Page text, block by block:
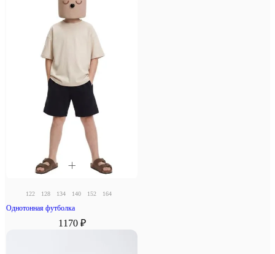
122 128 134 140 152 164
Однотонная футболка
1170 ₽